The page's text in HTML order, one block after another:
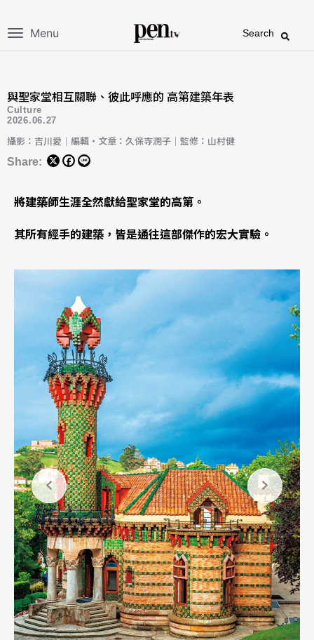
Menu Search
與聖家堂相互關聯、彼此呼應的 高第建築年表
Culture
2026.06.27
攝影：吉川愛｜編輯・文章：久保寺潤子｜監修：山村健
Share:
將建築師生涯全然獻給聖家堂的高第。
其所有經手的建築，皆是通往這部傑作的宏大實驗。​​​​​​​​​​​​​​​​